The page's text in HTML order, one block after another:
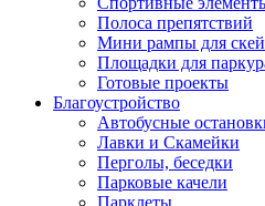
Полоса препятствий
Мини рампы для
Площадки для
Готовые проекты
Благоустройство
Автобусные
Лавки и Скамейки
Перголы, беседки
Парковые качели
Парклеты